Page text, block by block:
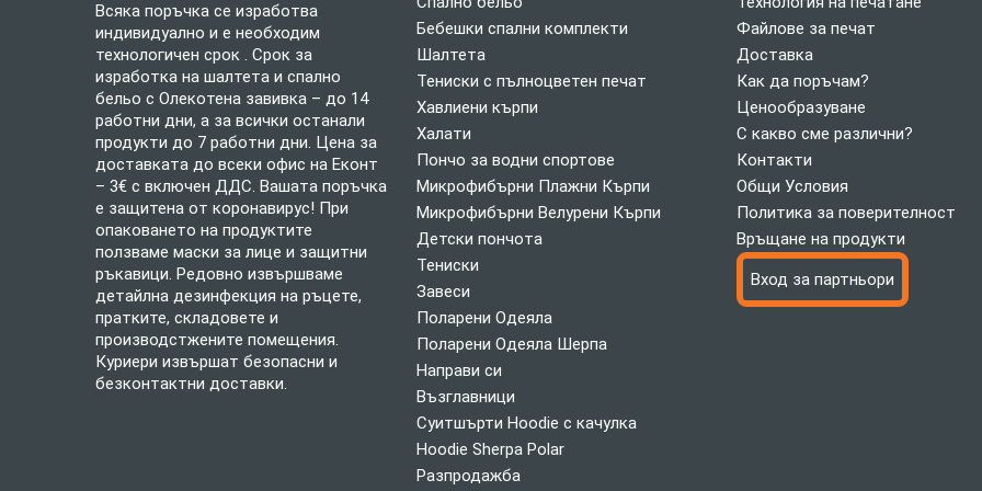
Всяка поръчка се изработва
индивидуално и е необходим
технологичен срок . Срок за
изработка на шалтета и спално
бельо с Олекотена завивка – до 14
работни дни, а за всички останали
продукти до 7 работни дни. Цена за
доставката до всеки офис на Еконт
– 3€ с включен ДДС. Вашата поръчка
е защитена от коронавирус! При
опаковането на продуктите
ползваме маски за лице и защитни
ръкавици. Редовно извършваме
детайлна дезинфекция на ръцете,
пратките, складовете и
производстжените помещения.
Куриери извършат безопасни и
безконтактни доставки.
Бебешки спални комплекти
Шалтета
Тениски с пълноцветен печат
Хавлиени кърпи
Халати
Пончо за водни спортове
Микрофибърни Плажни Кърпи
Микрофибърни Велурени Кърпи
Детски пончота
Тениски
Завеси
Поларени Одеяла
Поларени Одеяла Шерпа
Направи си
Възглавници
Суитшърти Hoodie с качулка
Hoodie Sherpa Polar
Разпродажба
Файлове за печат
Доставка
Как да поръчам?
Ценообразуване
С какво сме различни?
Контакти
Общи Условия
Политика за поверителност
Връщане на продукти
Вход за партньори